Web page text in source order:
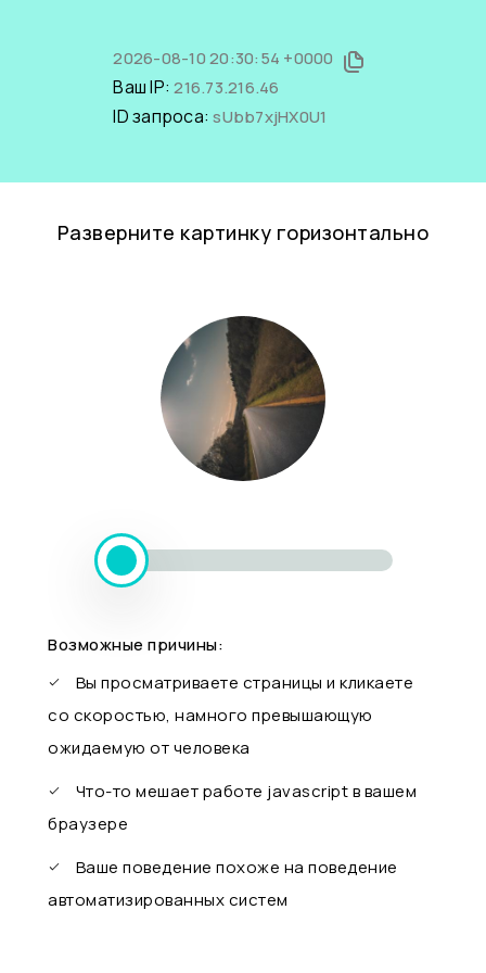
2026-08-10 20:30:54 +0000
Ваш IP:216.73.216.46
ID запроса:sUbb7xjHX0U1
Разверните картинку горизонтально
Возможные причины:
Вы просматриваете страницы и кликаете
со скоростью, намного превышающую
ожидаемую от человека
Что-то мешает работе javascript в вашем
браузере
Ваше поведение похоже на поведение
автоматизированных систем